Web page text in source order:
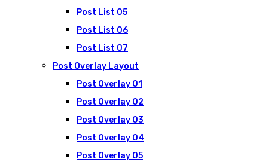
Post List 05
Post List 06
Post List 07
Post Overlay Layout
Post Overlay 01
Post Overlay 02
Post Overlay 03
Post Overlay 04
Post Overlay 05